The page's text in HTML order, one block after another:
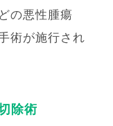
の悪性腫瘍
術が施⾏され
除術